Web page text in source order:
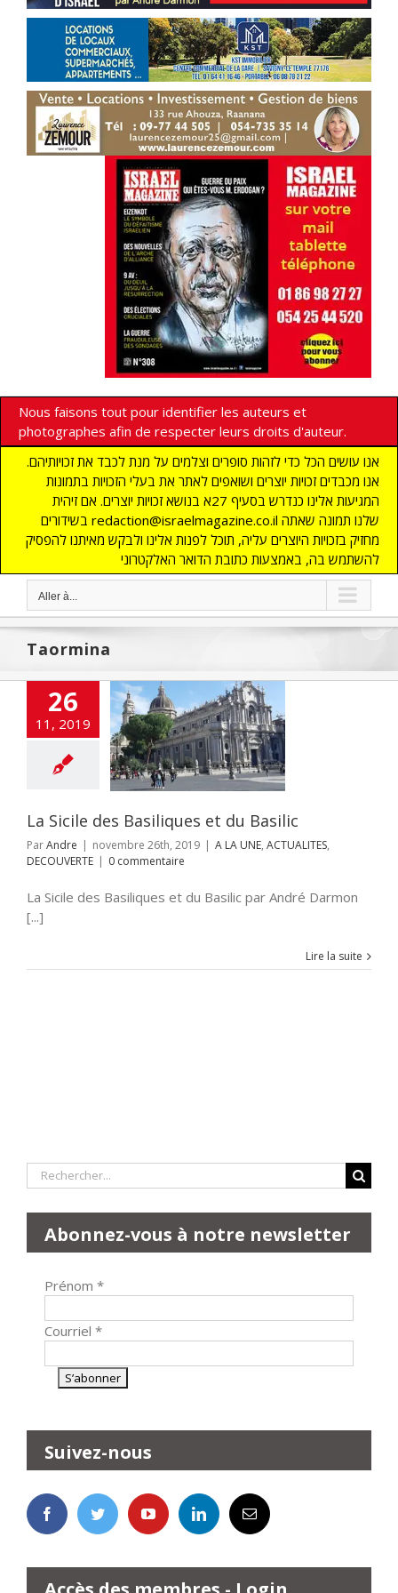
Nous faisons tout pour identifier les auteurs et
photographes afin de respecter leurs droits d'auteur.
אנו עושים הכל כדי לזהות סופרים וצלמים על מנת לכבד את זכויותיהם.
אנו מכבדים זכויות יוצרים ושואפים לאתר את בעלי הזכויות בתמונות
המגיעות אלינו כנדרש בסעיף 27א בנושא זכויות יוצרים. אם זיהית
בשידורים redaction@israelmagazine.co.il שלנו תמונה שאתה
מחזיק בזכויות היוצרים עליה, תוכל לפנות אלינו ולבקש מאיתנו להפסיק
להשתמש בה, באמצעות כתובת הדואר האלקטרוני
Aller à...
Taormina
26
11, 2019
des Basiliques
ACTUALITES
La Sicile des Basiliques et du Basilic
ParAndre | novembre 26th, 2019 | A LA UNE, ACTUALITES,
DECOUVERTE | 0 commentaire
La Sicile des Basiliques et du Basilic par André Darmon
[...]
Lire la suite
Rechercher:
Abonnez-vous à notre newsletter
Prénom *
Courriel *
Suivez-nous